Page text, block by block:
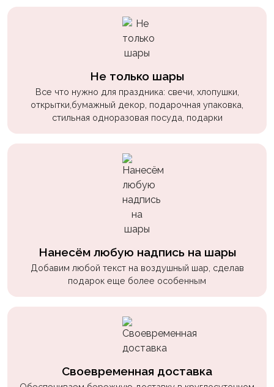
Не только шары
Все что нужно для праздника: свечи, хлопушки,
открытки,бумажный декор, подарочная упаковка,
стильная одноразовая посуда, подарки
Нанесём любую надпись на шары
Добавим любой текст на воздушный шар, сделав
подарок еще более особенным
Своевременная доставка
пчелки
Мальчикам
Сладости